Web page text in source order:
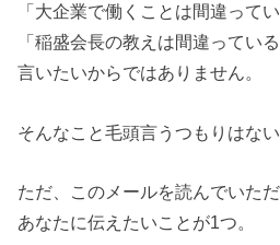
「大企業で働くことは間違って
「稲盛会長の教えは間違ってい
言いたいからではありません。
そんなこと毛頭言うつもりはない
ただ、このメールを読んでいた
あなたに伝えたいことが1つ。